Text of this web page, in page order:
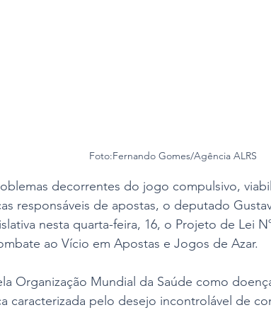
Foto:Fernando Gomes/Agência ALRS
decorrentes do jogo compulsivo,
responsáveis de apostas, o deputado
nesta quarta-feira, 16, o Projeto de Lei
ao Vício em Apostas e Jogos de Azar.
Organização Mundial da Saúde como
caracterizada pelo desejo incontrolável de